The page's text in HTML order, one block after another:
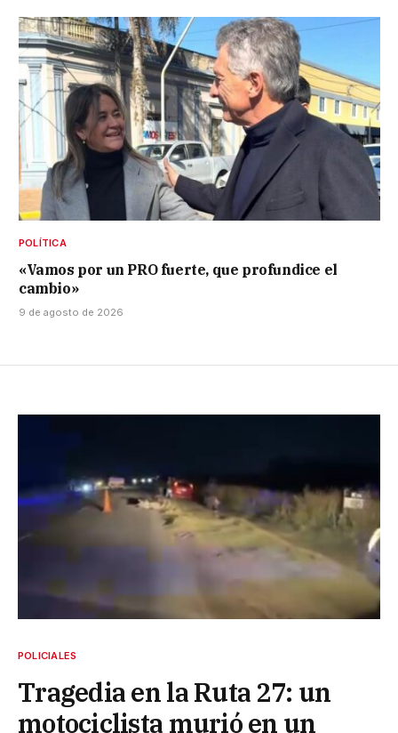
POLÍTICA
«Vamos por un PRO fuerte, que profundice el
cambio»
9 de agosto de 2026
POLICIALES
Tragedia en la Ruta 27: un
motociclista murió en un